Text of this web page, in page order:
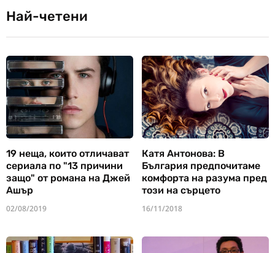
Най-четени
19 неща, които отличават
сериала по "13 причини
защо" от романа на Джей
Ашър
02/08/2019
Катя Антонова: В
България предпочитаме
комфорта на разума пред
този на сърцето
16/11/2018